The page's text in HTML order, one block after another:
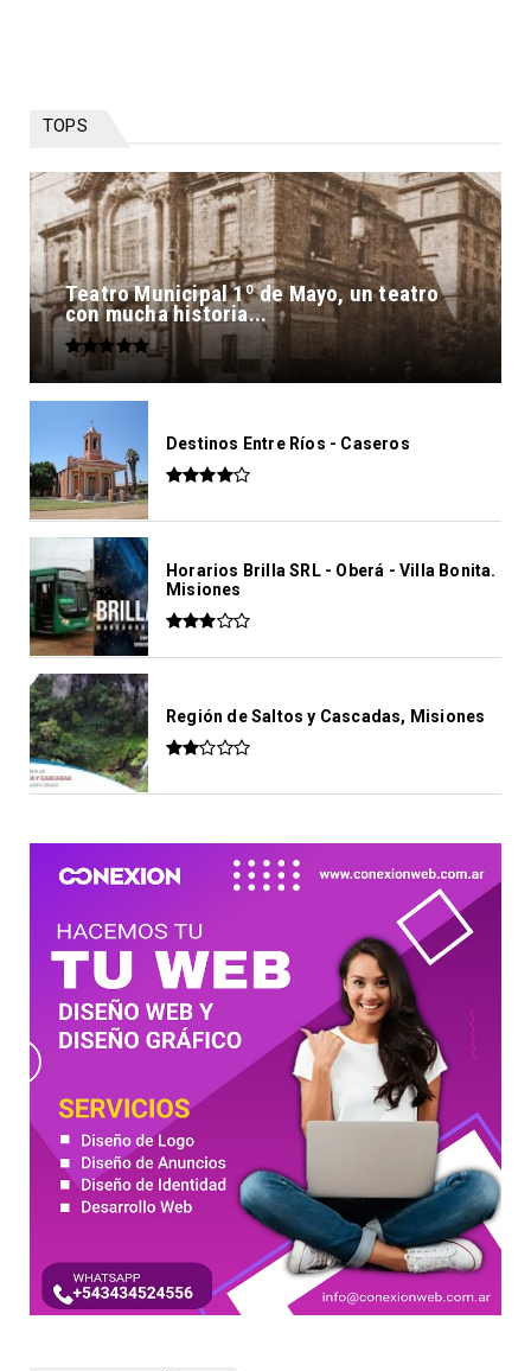
TOPS
Teatro Municipal 1º de Mayo, un teatro
con mucha historia...
Destinos Entre Ríos - Caseros
Horarios Brilla SRL - Oberá - Villa Bonita.
Misiones
Región de Saltos y Cascadas, Misiones